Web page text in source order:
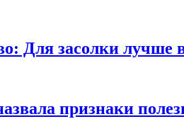
Для засолки лучше
признаки